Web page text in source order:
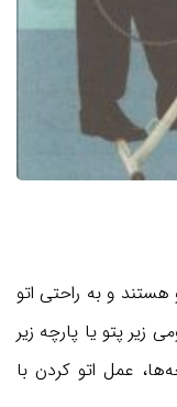
هستند و به راحتی اتو
زیر پتو یا پارچه زیر
عمل اتو کردن با